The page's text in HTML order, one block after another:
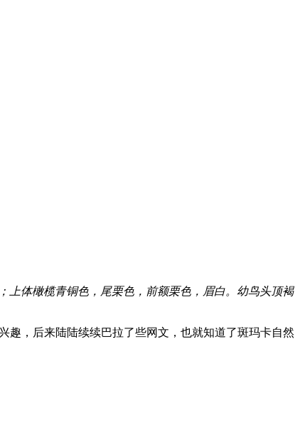
上体橄榄青铜色，尾栗色，前额栗色，眉白。幼鸟头顶褐
趣，后来陆陆续续巴拉了些网文，也就知道了斑玛卡自然